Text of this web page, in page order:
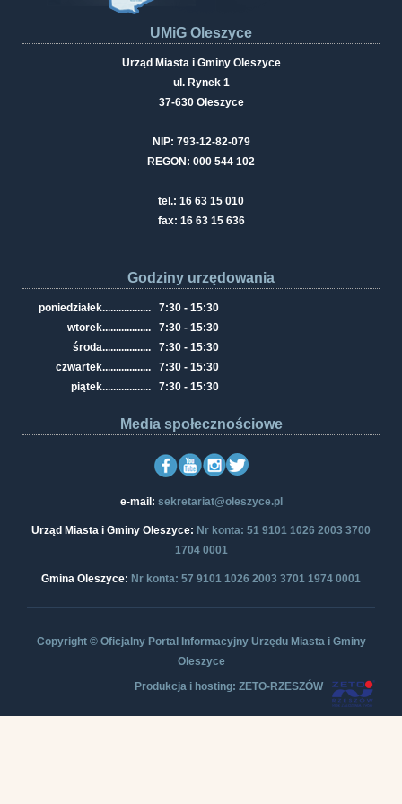
UMiG Oleszyce
Urząd Miasta i Gminy Oleszyce
ul. Rynek 1
37-630 Oleszyce
NIP: 793-12-82-079
REGON: 000 544 102
tel.: 16 63 15 010
fax: 16 63 15 636
Godziny urzędowania
poniedziałek..................
7:30 - 15:30
wtorek..................
7:30 - 15:30
środa..................
7:30 - 15:30
czwartek..................
7:30 - 15:30
piątek.................. 7:30 - 15:30
Media społecznościowe
e-mail: sekretariat@oleszyce.pl
Urząd Miasta i Gminy Oleszyce: Nr konta: 51 9101 1026 2003 3700
1704 0001
Gmina Oleszyce: Nr konta: 57 9101 1026 2003 3701 1974 0001
Copyright © Oficjalny Portal Informacyjny Urzędu Miasta i Gminy
Oleszyce
Produkcja i hosting: ZETO-RZESZÓW